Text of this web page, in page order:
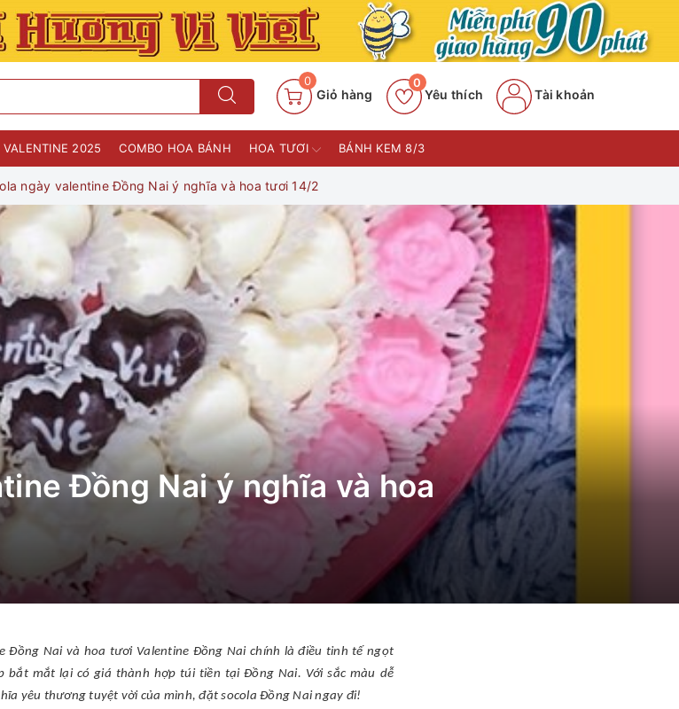
0
Giỏ hàng Yêu thích
0
Tài khoản
VALENTINE 2025 COMBO HOA BÁNH HOA TƯƠI BÁNH KEM 8/3
ngày valentine Đồng Nai ý nghĩa và hoa tươi 14/2
Đồng Nai ý nghĩa và hoa
Đồng Nai và hoa tươi Valentine Đồng Nai chính là điều tinh tế ngọt
bắt mắt lại có giá thành hợp túi tiền tại Đồng Nai. Với sắc màu dễ
yêu thương tuyệt vời của mình, đặt socola Đồng Nai ngay đi!